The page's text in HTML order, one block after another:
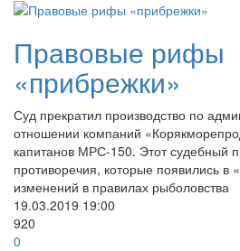
Правовые рифы
«прибрежки»
Суд прекратил производство по
отношении компаний
капитанов МРС-150. Этот судебный
противоречия, которые появились в
изменений в правилах рыболовства
19.03.2019 19:00
920
0